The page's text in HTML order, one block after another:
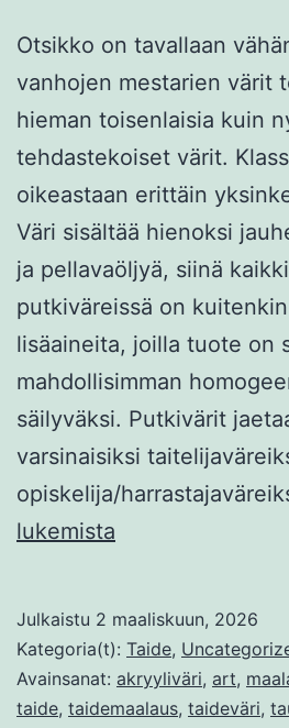
Otsikko on tavallaan
vanhojen mestarien värit
hieman toisenlaisia kuin
tehdastekoiset värit.
oikeastaan erittäin
Väri sisältää hienoksi
ja pellavaöljyä, siinä
putkiväreissä on
lisäaineita, joilla tuote on
mahdollisimman
säilyväksi. Putkivärit
varsinaisiksi
opiskelija/
lukemista
Julkaistu 2 maaliskuun, 2026
Kategoria(t): Taide,
Avainsanat: akryyliväri, art,
taide, taidemaalaus, taideväri,